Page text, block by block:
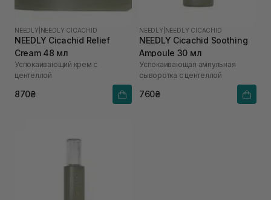
NEEDLY NEEDLY CICACHID
NEEDLY Cicachid Relief
Cream 48 мл
Успокаивающий крем с
центеллой
870₴
NEEDLY NEEDLY CICACHID
NEEDLY Cicachid Soothing
Ampoule 30 мл
Успокаивающая ампульная
сыворотка с центеллой
760₴